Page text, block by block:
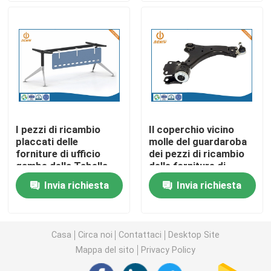
Parti di giro di CNC
Parti di fresatura di CNC
Parti di plastica su ordinazione dell'iniezione
Stampaggi ad iniezione di plastica
I ricambi auto della pressofusione
I pezzi di ricambio
placcati delle
forniture di ufficio
gambe della Tabella
della pressofusione
Invia richiesta
Il coperchio vicino
molle del guardaroba
dei pezzi di ricambio
delle forniture di
ufficio della
pressofusione
Invia richiesta
Casa Circa noi Contattaci
Desktop Site
Mappa del sito
Privacy Policy